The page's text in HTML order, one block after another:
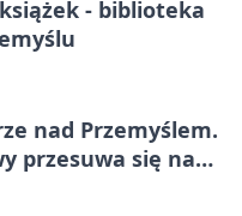
- biblioteka
nad Przemyślem.
przesuwa się na